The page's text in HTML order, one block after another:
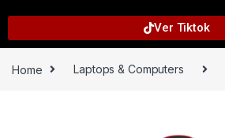
Ver Tiktok
Home Laptops & Computers